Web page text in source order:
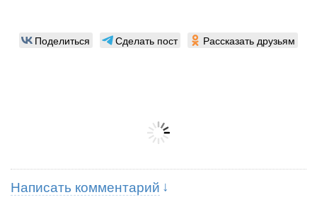
Поделиться Сделать пост Рассказать друзьям
Написать комментарий